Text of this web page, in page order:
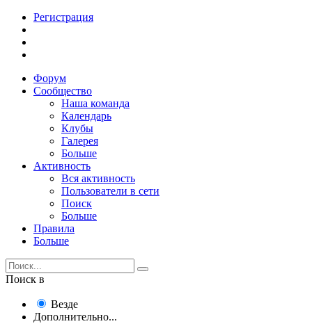
Регистрация
Форум
Сообщество
Наша команда
Календарь
Клубы
Галерея
Больше
Активность
Вся активность
Пользователи в сети
Поиск
Больше
Правила
Больше
Поиск в
Везде
Дополнительно...